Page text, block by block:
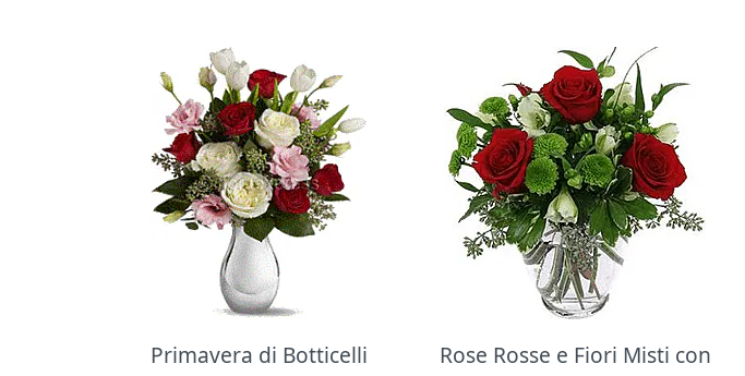
Primavera di Botticelli
Rose Rosse e Fiori Misti con